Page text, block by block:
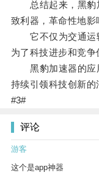
总结起来，黑豹
致利器，革命性地影
它不仅为交通运
为了科技进步和竞争
黑豹加速器的应
持续引领科技创新的
#3#
评论
游客
这个是app神器